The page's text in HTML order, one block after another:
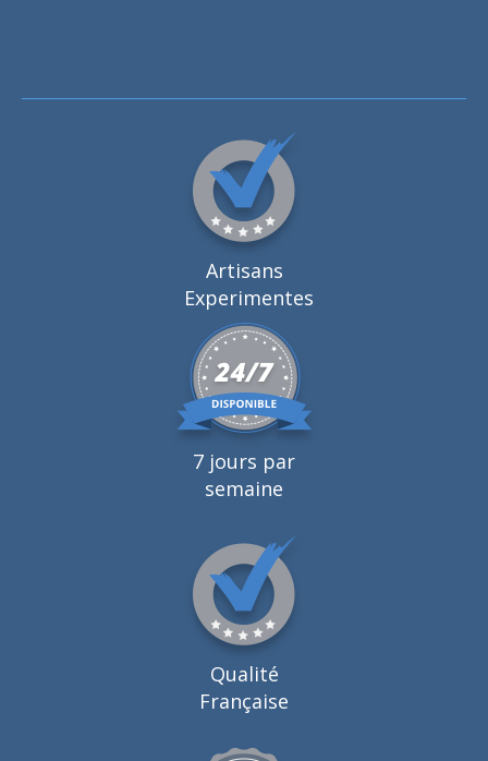
Artisans
Experimentes
7 jours par
semaine
Qualité
Française